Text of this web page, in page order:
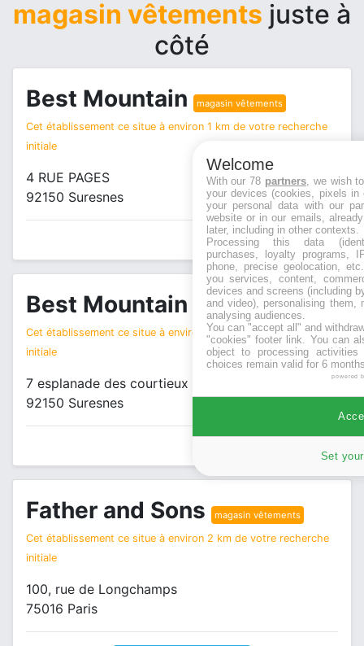
magasin vêtements juste à
côté
Best Mountain magasin vêtements
Cet établissement ce situe à environ 1 km de votre recherche
initiale
4 RUE PAGES
92150 Suresnes
Best Mountain magasin vêtements
Cet établissement ce situe à environ 1 km de votre recherche
initiale
7 esplanade des courtieux
92150 Suresnes
Father and Sons magasin vêtements
Cet établissement ce situe à environ 2 km de votre recherche
initiale
100, rue de Longchamps
75016 Paris
Welcome
With our 78 partners, we wish
your devices (cookies, pixels
your personal data with our
website or in our emails,
later, including in other contexts.
Processing this data
purchases, loyalty programs,
phone, precise geolocation,
you services, content,
devices and screens (including
and video), personalising them,
analysing audiences.
You can "accept all" and
"cookies" footer link. You can
object to processing
choices remain valid for 6
powered
Set